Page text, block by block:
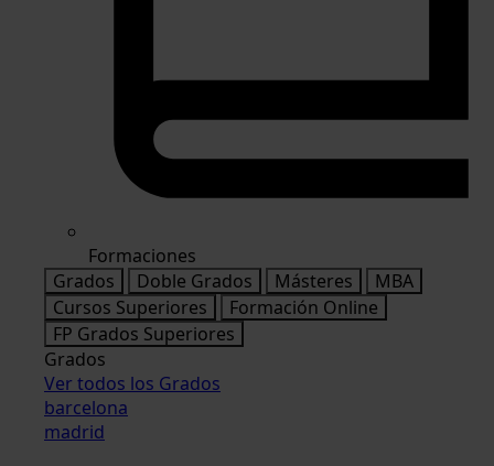
Formaciones
Grados
Doble Grados Másteres
MBA
Cursos Superiores
Formación Online
FP Grados Superiores
Grados
Ver todos los Grados
barcelona
madrid